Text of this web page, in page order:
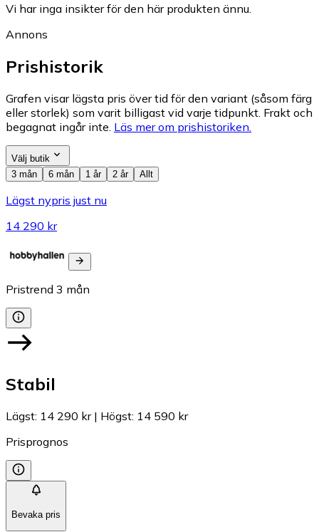
Vi har inga insikter för den här produkten ännu.
Annons
Prishistorik
Grafen visar lägsta pris över tid för den variant (såsom färg
eller storlek) som varit billigast vid varje tidpunkt. Frakt och
begagnat ingår inte. Läs mer om prishistoriken.
Välj butik
3 mån
6 mån 1 år 2 år Allt
Lägst nypris just nu
14 290 kr
Pristrend 3 mån
Stabil
Lägst: 14 290 kr| Högst: 14 590 kr
Prisprognos
Bevaka pris